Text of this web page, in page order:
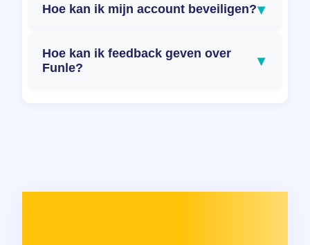
Hoe kan ik mijn account beveiligen?▾
Hoe kan ik feedback geven over
Funle?
▾